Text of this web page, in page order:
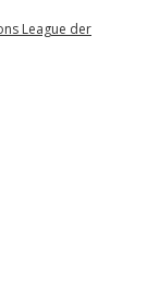
League der